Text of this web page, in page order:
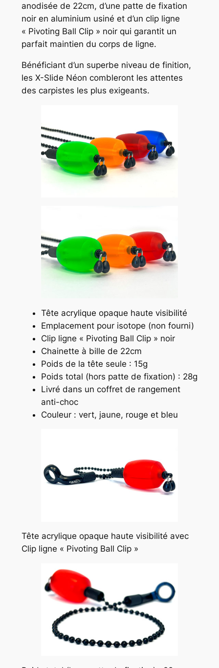
anodisée de 22cm, d’une patte de fixation
noir en aluminium usiné et d’un clip ligne
« Pivoting Ball Clip » noir qui garantit un
parfait maintien du corps de ligne.
Bénéficiant d’un superbe niveau de finition,
les X-Slide Néon combleront les attentes
des carpistes les plus exigeants.
Tête acrylique opaque haute visibilité
Emplacement pour isotope (non fourni)
Clip ligne « Pivoting Ball Clip » noir
Chainette à bille de 22cm
Poids de la tête seule : 15g
Poids total (hors patte de fixation) : 28g
Livré dans un coffret de rangement
anti-choc
Couleur : vert, jaune, rouge et bleu
Tête acrylique opaque haute visibilité avec
Clip ligne « Pivoting Ball Clip »